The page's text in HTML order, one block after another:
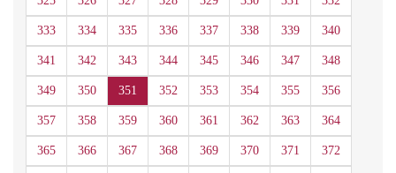
333 334 335 336 337 338 339 340
341 342 343 344 345 346 347 348
349 350 351 352 353 354 355 356
357 358 359 360 361 362 363 364
365 366 367 368 369 370 371 372